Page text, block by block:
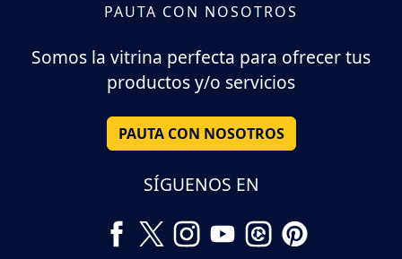
PAUTA CON NOSOTROS
Somos la vitrina perfecta para ofrecer tus
productos y/o servicios
PAUTA CON NOSOTROS
SÍGUENOS EN